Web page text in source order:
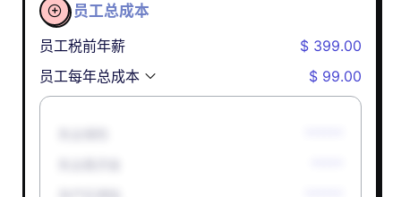

员工总成本
员工税前年薪
$ 399.00
员工每年总成本
$ 99.00